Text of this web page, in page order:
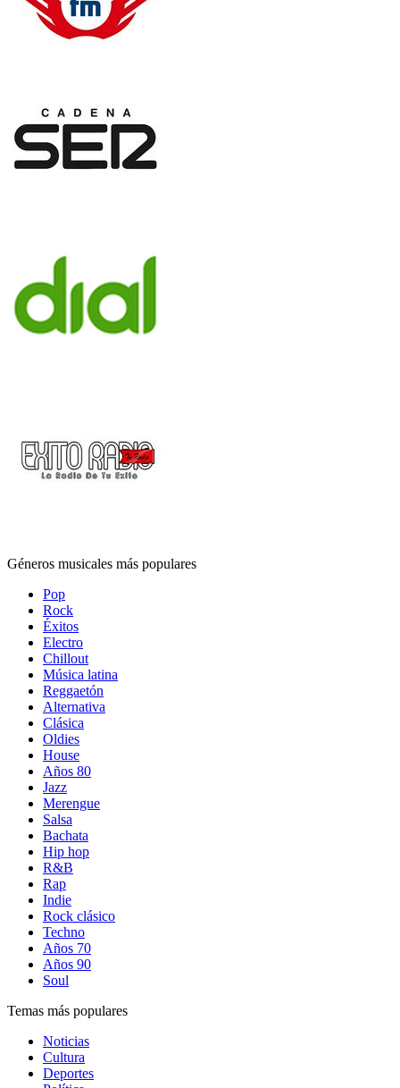
Géneros musicales más populares
Pop
Rock
Éxitos
Electro
Chillout
Música latina
Reggaetón
Alternativa
Clásica
Oldies
House
Años 80
Jazz
Merengue
Salsa
Bachata
Hip hop
R&B
Rap
Indie
Rock clásico
Techno
Años 70
Años 90
Soul
Temas más populares
Noticias
Cultura
Deportes